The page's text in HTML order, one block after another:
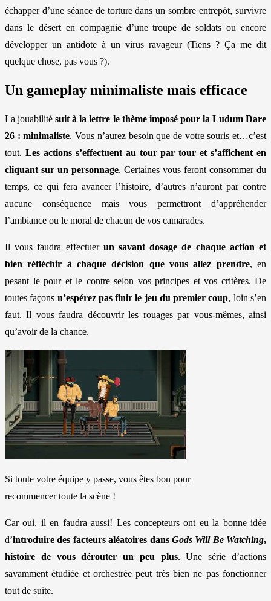
échapper d’une séance de torture dans un sombre entrepôt, survivre
dans le désert en compagnie d’une troupe de soldats ou encore
développer un antidote à un virus ravageur (Tiens ? Ça me dit
quelque chose, pas vous ?).
Un gameplay minimaliste mais efficace
La jouabilitésuit à la lettre le thème imposé pour la Ludum Dare
26 : minimaliste. Vous n’aurez besoin que de votre souris et…c’est
tout. Les actions s’effectuent au tour par tour et s’affichent en
cliquant sur un personnage. Certaines vous feront consommer du
temps, ce qui fera avancer l’histoire, d’autres n’auront par contre
aucune conséquence mais vous permettront d’appréhender
l’ambiance ou le moral de chacun de vos camarades.
Il vous faudra effectuer un savant dosage de chaque action et
bien réfléchir à chaque décision que vous allez prendre, en
pesant le pour et le contre selon vos principes et vos critères. De
toutes façons n’espérez pas finir le jeu du premier coup, loin s’en
faut. Il vous faudra découvrir les rouages par vous-mêmes, ainsi
qu’avoir de la chance.
Si toute votre équipe y passe, vous êtes bon pour
recommencer toute la scène !
Car oui, il en faudra aussi! Les concepteurs ont eu la bonne idée
d’introduire des facteurs aléatoires dans Gods Will Be Watching,
histoire de vous dérouter un peu plus. Une série d’actions
savamment étudiée et orchestrée peut très bien ne pas fonctionner
tout de suite.